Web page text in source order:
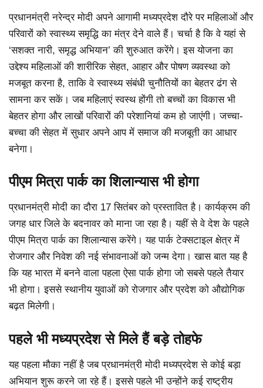
प्रधानमंत्री नरेन्द्र मोदी अपने आगामी मध्यप्रदेश दौरे पर महिलाओं और
परिवारों को स्वास्थ्य समृद्धि का मंत्र देने वाले हैं। चर्चा है कि वे यहां से
‘सशक्त नारी, समृद्ध अभियान’ की शुरुआत करेंगे। इस योजना का
उद्देश्य महिलाओं की शारीरिक सेहत, आहार और पोषण व्यवस्था को
मजबूत करना है, ताकि वे स्वास्थ्य संबंधी चुनौतियों का बेहतर ढंग से
सामना कर सकें। जब महिलाएं स्वस्थ होंगी तो बच्चों का विकास भी
बेहतर होगा और लाखों परिवारों की परेशानियां कम हो जाएंगी। जच्चा-
बच्चा की सेहत में सुधार अपने आप में समाज की मजबूती का आधार
बनेगा।
पीएम मित्रा पार्क का शिलान्यास भी होगा
प्रधानमंत्री मोदी का दौरा 17 सितंबर को प्रस्तावित है। कार्यक्रम की
जगह धार जिले के बदनावर को माना जा रहा है। यहीं से वे देश के पहले
पीएम मित्रा पार्क का शिलान्यास करेंगे। यह पार्क टेक्सटाइल क्षेत्र में
रोजगार और निवेश की नई संभावनाओं को जन्म देगा। खास बात यह है
कि यह भारत में बनने वाला पहला ऐसा पार्क होगा जो सबसे पहले तैयार
भी होगा। इससे स्थानीय युवाओं को रोजगार और प्रदेश को औद्योगिक
बढ़त मिलेगी।
पहले भी मध्यप्रदेश से मिले हैं बड़े तोहफे
यह पहला मौका नहीं है जब प्रधानमंत्री मोदी मध्यप्रदेश से कोई बड़ा
अभियान शुरू करने जा रहे हैं। इससे पहले भी उन्होंने कई राष्ट्रीय